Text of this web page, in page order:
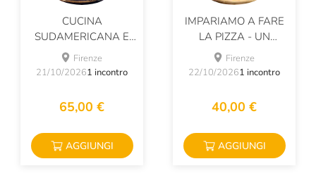
CUCINA
SUDAMERICANA E
MOJITO
Firenze
21/10/20261 incontro
65,00 €
AGGIUNGI
IMPARIAMO A FARE
LA PIZZA - UN
POMERIGGIO DA
PIZZAIOLO
Firenze
22/10/20261 incontro
40,00 €
AGGIUNGI